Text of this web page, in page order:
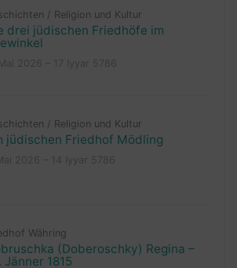
/ Religion und Kultur
drei jüdischen Friedhöfe im
/ Religion und Kultur
jüdischen Friedhof Mödling
Währing
(Doberoschky) Regina –
Jänner 1815